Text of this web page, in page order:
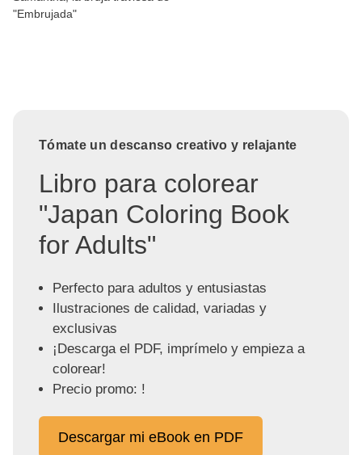
"Embrujada"
Tómate un descanso creativo y relajante
Libro para colorear
"Japan Coloring Book
for Adults"
Perfecto para adultos y entusiastas
Ilustraciones de calidad, variadas y
exclusivas
¡Descarga el PDF, imprímelo y empieza a
colorear!
Precio promo: !
Descargar mi eBook en PDF